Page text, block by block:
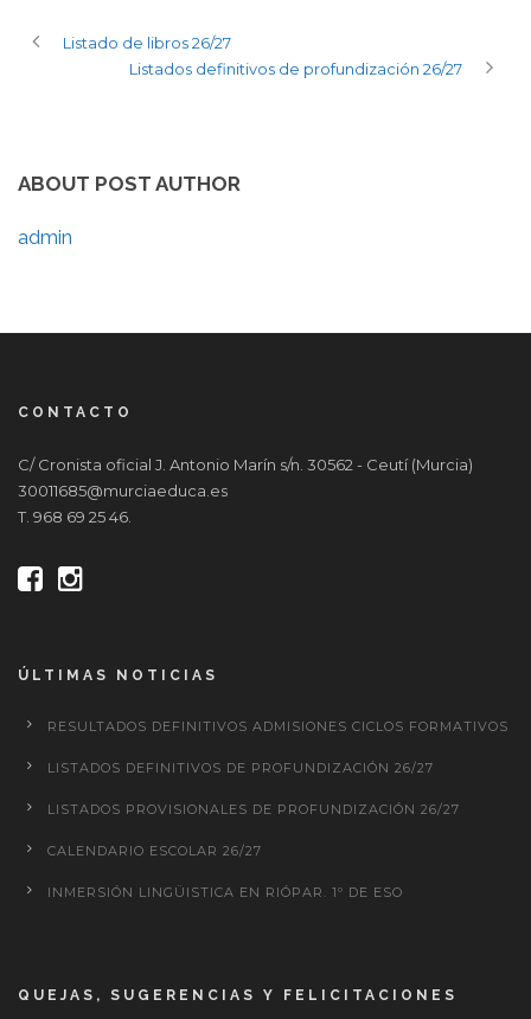
Listado de libros 26/27
Listados definitivos de profundización 26/27
ABOUT POST AUTHOR
admin
CONTACTO
C/ Cronista oficial J. Antonio Marín s/n. 30562 - Ceutí (Murcia)
30011685@murciaeduca.es
T. 968 69 25 46.
ÚLTIMAS NOTICIAS
RESULTADOS DEFINITIVOS ADMISIONES CICLOS FORMATIVOS
LISTADOS DEFINITIVOS DE PROFUNDIZACIÓN 26/27
LISTADOS PROVISIONALES DE PROFUNDIZACIÓN 26/27
CALENDARIO ESCOLAR 26/27
INMERSIÓN LINGÜISTICA EN RIÓPAR. 1º DE ESO
QUEJAS, SUGERENCIAS Y FELICITACIONES